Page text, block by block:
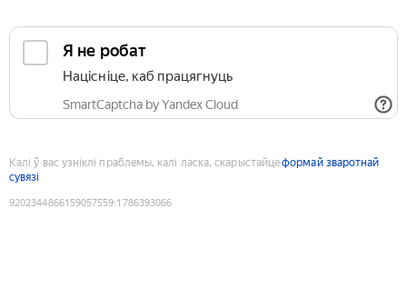
Я не робат
Націсніце, каб працягнуць
SmartCaptcha by Yandex Cloud
Калі ў вас узніклі праблемы, калі ласка, скарыстайцеформай зваротнай
сувязі
9202344866159057559:1786393066